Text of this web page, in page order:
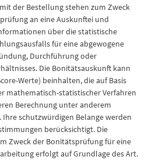
der Bestellung stehen zum Zweck
an eine Auskunftei und
über die statistische
für eine abgewogene
Durchführung oder
Die Bonitätsauskunft kann
Werte) beinhalten, die auf Basis
mathematisch-statistischer Verfahren
Berechnung unter anderem
schutzwürdigen Belange werden
berücksichtigt. Die
Zweck der Bonitätsprüfung für eine
erfolgt auf Grundlage des Art.